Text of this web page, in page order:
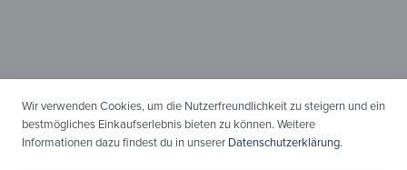
Wir verwenden Cookies, um die Nutzerfreundlichkeit zu steigern und ein
bestmögliches Einkaufserlebnis bieten zu können. Weitere
Informationen dazu findest du in unserer Datenschutzerklärung.